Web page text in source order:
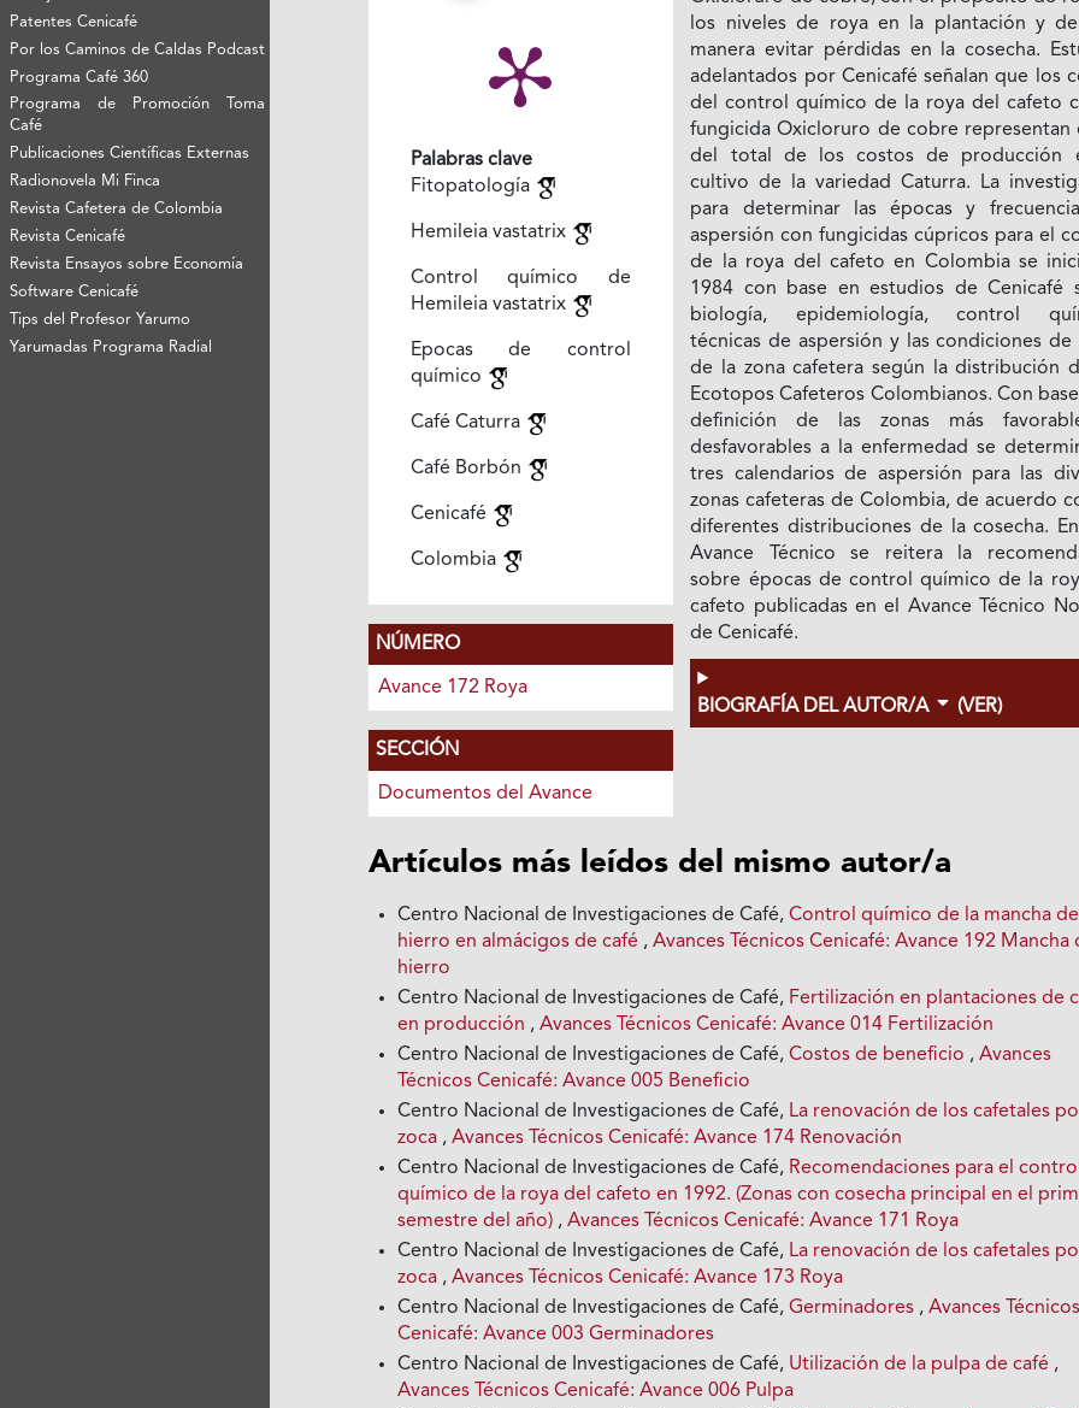
Patentes Cenicafé
Por los Caminos de Caldas Podcast
Programa Café 360
Programa de Promoción Toma
Café
Publicaciones Científicas Externas
Radionovela Mi Finca
Revista Cafetera de Colombia
Revista Cenicafé
Revista Ensayos sobre Economía
Software Cenicafé
Tips del Profesor Yarumo
Yarumadas Programa Radial
Palabras clave
Fitopatología
Hemileia vastatrix
Control químico de
Hemileia vastatrix
Epocas de control
químico
Café Caturra
Café Borbón
Cenicafé
Colombia
NÚMERO
Avance 172 Roya
SECCIÓN
Documentos del Avance
los niveles de roya en la plantación y
manera evitar pérdidas en la cosecha.
adelantados por Cenicafé señalan que los
del control químico de la roya del cafeto
fungicida Oxicloruro de cobre representan
del total de los costos de producción
cultivo de la variedad Caturra. La
para determinar las épocas y
aspersión con fungicidas cúpricos para el
de la roya del cafeto en Colombia se
1984 con base en estudios de Cenicafé
biología, epidemiología, control
técnicas de aspersión y las condiciones de
de la zona cafetera según la distribución
Ecotopos Cafeteros Colombianos. Con
definición de las zonas más
desfavorables a la enfermedad se
tres calendarios de aspersión para las
zonas cafeteras de Colombia, de acuerdo
diferentes distribuciones de la cosecha.
Avance Técnico se reitera la
sobre épocas de control químico de la
cafeto publicadas en el Avance Técnico
de Cenicafé.
BIOGRAFÍA DEL AUTOR/A (VER)
Artículos más leídos del mismo autor/a
Centro Nacional de Investigaciones de Café,Control químico de la mancha de
hierro en almácigos de café ,Avances Técnicos Cenicafé: Avance 192 Mancha
hierro
Centro Nacional de Investigaciones de Café, Fertilización en plantaciones de
en producción ,Avances Técnicos Cenicafé: Avance 014 Fertilización
Centro Nacional de Investigaciones de Café,Costos de beneficio ,Avances
Técnicos Cenicafé: Avance 005 Beneficio
Centro Nacional de Investigaciones de Café, La renovación de los cafetales
zoca ,Avances Técnicos Cenicafé: Avance 174 Renovación
Centro Nacional de Investigaciones de Café, Recomendaciones para el
químico de la roya del cafeto en 1992. (Zonas con cosecha principal en el
semestre del año) ,Avances Técnicos Cenicafé: Avance 171 Roya
Centro Nacional de Investigaciones de Café, La renovación de los cafetales
zoca ,Avances Técnicos Cenicafé: Avance 173 Roya
Centro Nacional de Investigaciones de Café,Germinadores ,Avances Técnicos
Cenicafé: Avance 003 Germinadores
Centro Nacional de Investigaciones de Café, Utilización de la pulpa de café ,
Avances Técnicos Cenicafé: Avance 006 Pulpa